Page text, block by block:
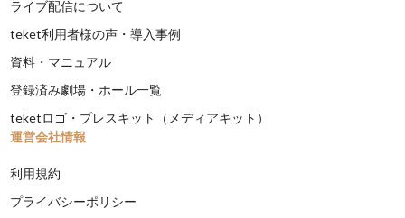
ライブ配信について
teket利用者様の声・導入事例
資料・マニュアル
登録済み劇場・ホール一覧
teketロゴ・プレスキット（メディアキット）
運営会社情報
利用規約
プライバシーポリシー